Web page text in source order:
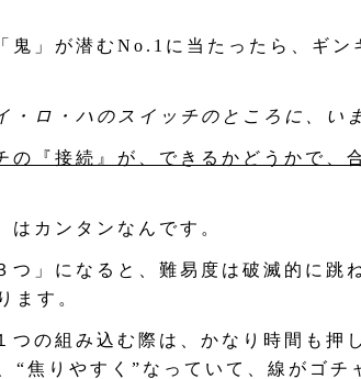
鬼」が潜むNo.1に当たったら、ギン
・ロ・ハのスイッチのところに、い
の『接続』が、できるかどうかで、
はカンタンなんです。
つ」になると、難易度は破滅的に跳
ます。
つの組み込む際は、かなり時間も押
“焦りやすく”なっていて、線がゴチ